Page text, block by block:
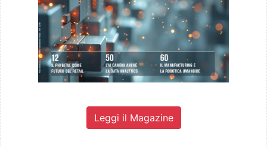
Leggi il Magazine